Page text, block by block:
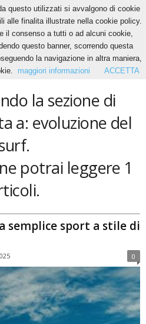
la sezione di
a: evoluzione del
potrai leggere 1
semplice sport a stile di
0
questo utilizzati si avvalgono di cookie
alle finalita illustrate nella cookie policy.
il consenso a tutti o ad alcuni cookie,
questo banner, scorrendo questa
la navigazione in altra maniera,
maggiori informazioni ACCETTA